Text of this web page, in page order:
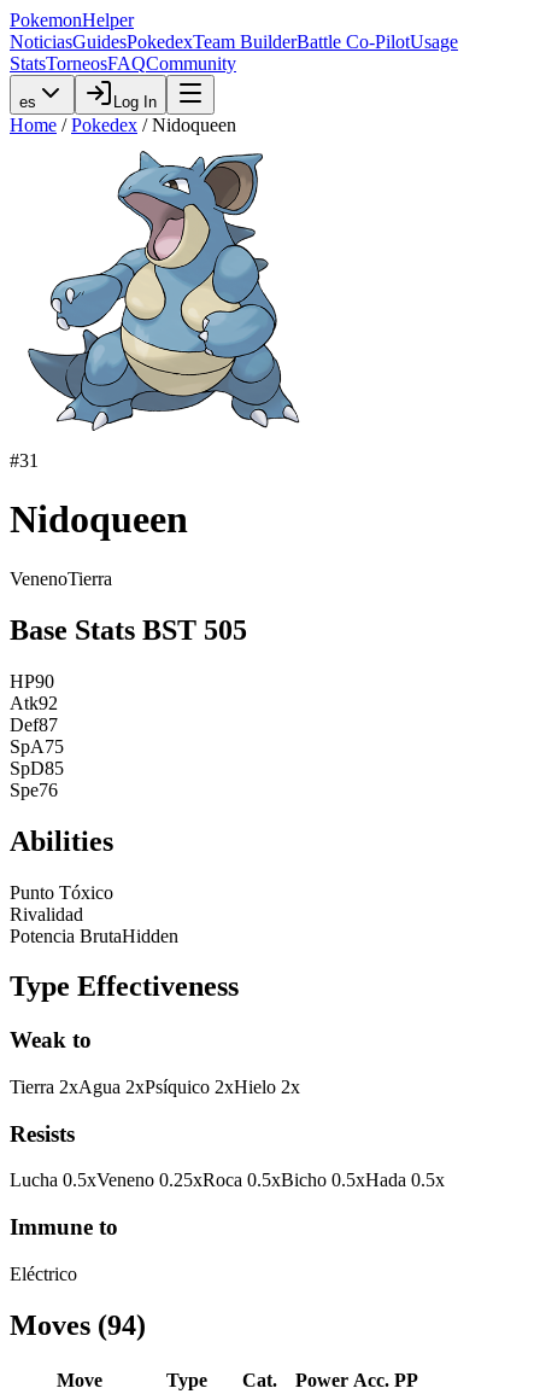
PokemonHelper
NoticiasGuidesPokedexTeam BuilderBattle Co-PilotUsage
StatsTorneosFAQCommunity
es Log In
Home / Pokedex / Nidoqueen
#31
Nidoqueen
VenenoTierra
Base Stats BST 505
HP90
Atk92
Def87
SpA75
SpD85
Spe76
Abilities
Punto Tóxico
Rivalidad
Potencia BrutaHidden
Type Effectiveness
Weak to
Tierra 2xAgua 2xPsíquico 2xHielo 2x
Resists
Lucha 0.5xVeneno 0.25xRoca 0.5xBicho 0.5xHada 0.5x
Immune to
Eléctrico
Moves (94)
Move Type Cat. Power Acc. PP